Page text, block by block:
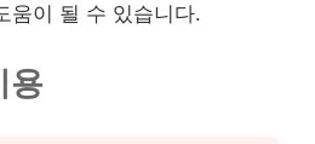
움이 될 수 있습니다.
용